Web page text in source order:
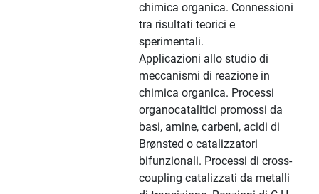
chimica organica. Connessioni
tra risultati teorici e
sperimentali.
Applicazioni allo studio di
meccanismi di reazione in
chimica organica. Processi
organocatalitici promossi da
basi, amine, carbeni, acidi di
Brønsted o catalizzatori
bifunzionali. Processi di cross-
coupling catalizzati da metalli